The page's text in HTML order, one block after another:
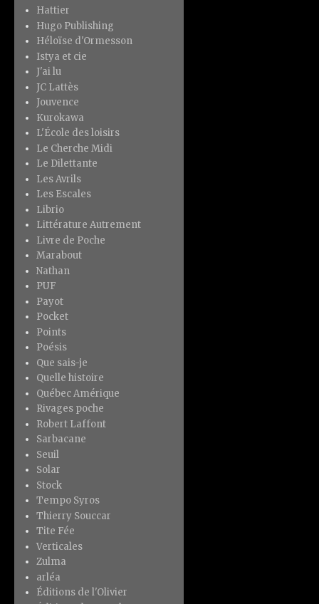
Hattier
Hugo Publishing
Héloïse d'Ormesson
Istya et cie
J'ai lu
JC Lattès
Jouvence
Kurokawa
L'École des loisirs
Le Cherche Midi
Le Dilettante
Les Avrils
Les Escales
Librio
Littérature Autrement
Livre de Poche
Marabout
Nathan
PUF
Payot
Pocket
Points
Poésis
Que sais-je
Quelle histoire
Québec Amérique
Rivages poche
Robert Laffont
Sarbacane
Seuil
Solar
Stock
Tempo Syros
Thierry Souccar
Tite Fée
Verticales
Zulma
arléa
Éditions de l'Olivier